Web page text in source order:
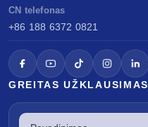
CN telefonas
+86 188 6372 0821
GREITAS UŽKLAUSIMAS